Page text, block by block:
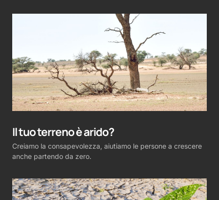
Il tuo terreno è arido?
Creiamo la consapevolezza, aiutiamo le persone a crescere
anche partendo da zero.